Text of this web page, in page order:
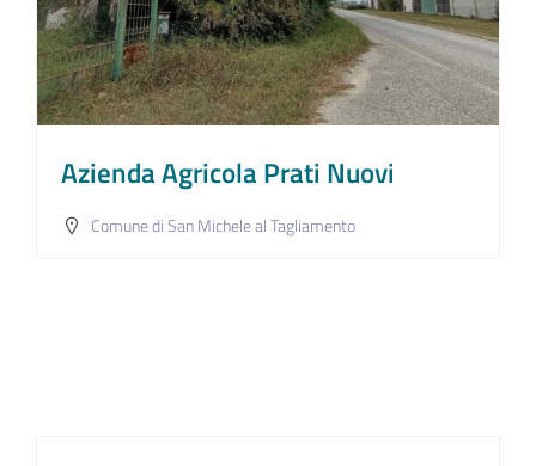
Azienda Agricola Prati Nuovi
Comune di San Michele al Tagliamento